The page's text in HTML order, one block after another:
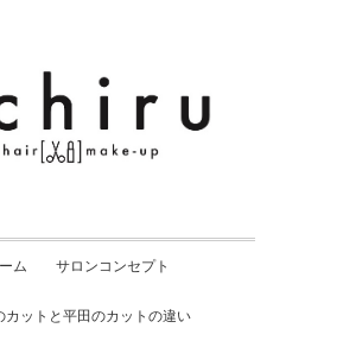
ム サロンコンセプト
カットと平田のカットの違い